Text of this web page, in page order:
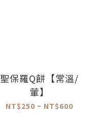
聖保羅Q餅【常溫/
葷】
NT$250 ~ NT$600